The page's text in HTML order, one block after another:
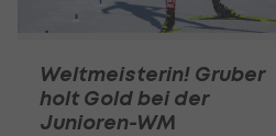
Weltmeisterin! Gruber
holt Gold bei der
Junioren-WM